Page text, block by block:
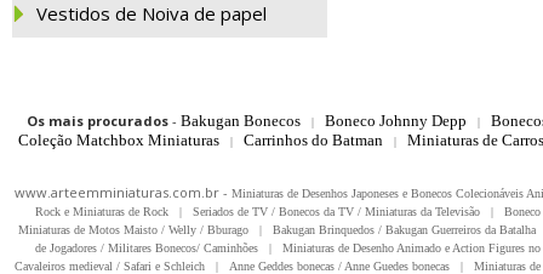
Vestidos de Noiva de papel
Os mais procurados- Bakugan Bonecos | Boneco Johnny Depp |
Coleção Matchbox Miniaturas
| Carrinhos do Batman | Miniaturas de
www.arteemminiaturas.com.br - Miniaturas de Desenhos Japoneses e Bonecos Colecionáveis
Rock e Miniaturas de Rock
| Seriados de TV / Bonecos da TV / Miniaturas da Televisão |
Miniaturas de Motos Maisto / Welly / Bburago
| Bakugan Brinquedos / Bakugan Guerreiros da Batalha
de Jogadores / Militares Bonecos/ Caminhões
|
Miniaturas de Desenho Animado e Action Figures
Cavaleiros medieval / Safari e Schleich
| Anne Geddes bonecas / Anne Guedes bonecas |
Miniaturas